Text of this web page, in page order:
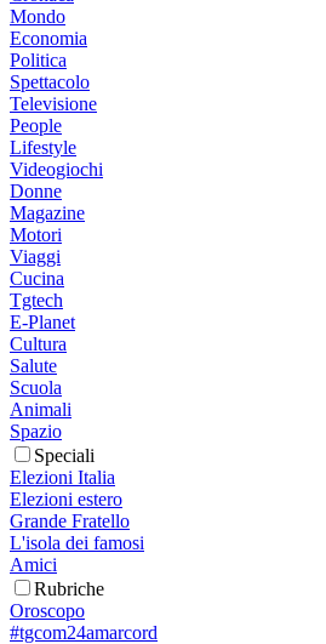
Mondo
Economia
Politica
Spettacolo
Televisione
People
Lifestyle
Videogiochi
Donne
Magazine
Motori
Viaggi
Cucina
Tgtech
E-Planet
Cultura
Salute
Scuola
Animali
Spazio
Speciali
Elezioni Italia
Elezioni estero
Grande Fratello
L'isola dei famosi
Amici
Rubriche
Oroscopo
#tgcom24amarcord